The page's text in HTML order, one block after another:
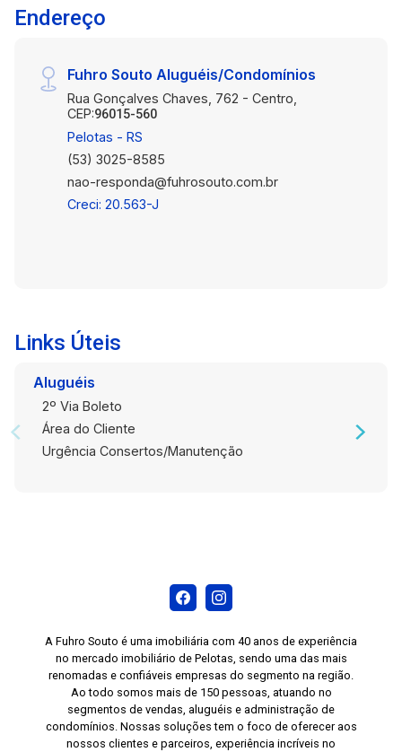
Endereço
Fuhro Souto Aluguéis/Condomínios
Rua Gonçalves Chaves, 762 - Centro,
CEP:96015-560
Pelotas - RS
(53) 3025-8585
nao-responda@fuhrosouto.com.br
Creci: 20.563-J
Links Úteis
Aluguéis
2º Via Boleto
Área do Cliente
Urgência Consertos/Manutenção
A Fuhro Souto é uma imobiliária com 40 anos de experiência
no mercado imobiliário de Pelotas, sendo uma das mais
renomadas e confiáveis empresas do segmento na região.
Ao todo somos mais de 150 pessoas, atuando no
segmentos de vendas, aluguéis e administração de
condomínios. Nossas soluções tem o foco de oferecer aos
nossos clientes e parceiros, experiência incríveis no